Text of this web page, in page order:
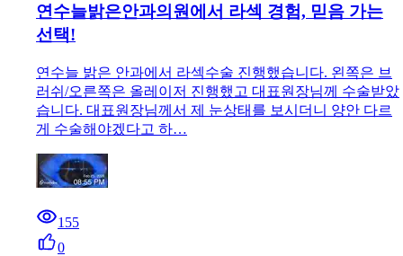
연수늘밝은안과의원에서 라섹 경험, 믿음 가는
선택!
연수늘 밝은 안과에서 라섹수술 진행했습니다. 왼쪽은 브
러쉬/오른쪽은 올레이저 진행했고 대표원장님께 수술받았
습니다. 대표원장님께서 제 눈상태를 보시더니 양안 다르
게 수술해야겠다고 하…
155
0